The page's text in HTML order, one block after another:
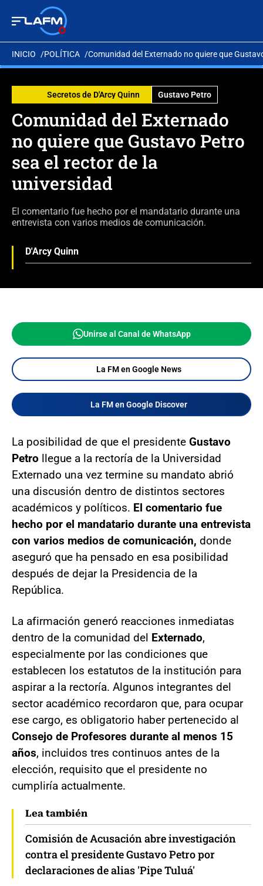
INICIO POLÍTICA Comunidad del Externado no quiere que
Secretos de D'Arcy Quinn Gustavo Petro
Comunidad del Externado
no quiere que Gustavo Petro
sea el rector de la
universidad
El comentario fue hecho por el mandatario durante una
entrevista con varios medios de comunicación.
D'Arcy Quinn
Unirse al Canal de WhatsApp
La FM en Google News
La FM en Google Discover
La posibilidad de que el presidente Gustavo
Petro llegue a la rectoría de la Universidad
Externado una vez termine su mandato abrió
una discusión dentro de distintos sectores
académicos y políticos. El comentario fue
hecho por el mandatario durante una entrevista
con varios medios de comunicación, donde
aseguró que ha pensado en esa posibilidad
después de dejar la Presidencia de la
República.
La afirmación generó reacciones inmediatas
dentro de la comunidad del Externado,
especialmente por las condiciones que
establecen los estatutos de la institución para
aspirar a la rectoría. Algunos integrantes del
sector académico recordaron que, para ocupar
ese cargo, es obligatorio haber pertenecido al
Consejo de Profesores durante al menos 15
años, incluidos tres continuos antes de la
elección, requisito que el presidente no
cumpliría actualmente.
Lea también
Comisión de Acusación abre investigación
contra el presidente Gustavo Petro por
declaraciones de alias 'Pipe Tuluá'